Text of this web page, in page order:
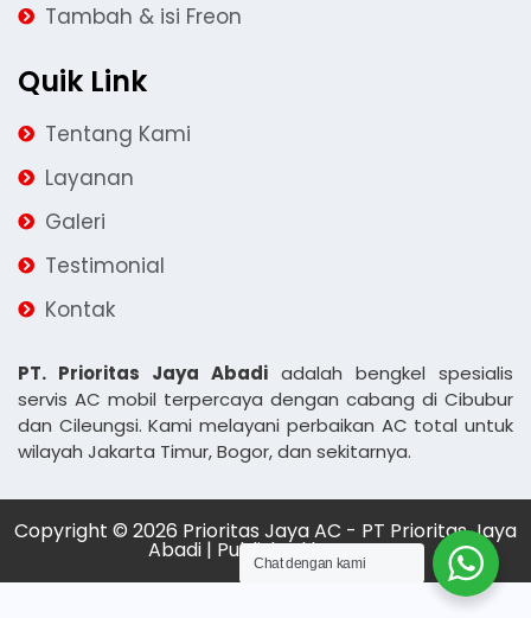
Tambah & isi Freon
Quik Link
Tentang Kami
Layanan
Galeri
Testimonial
Kontak
PT. Prioritas Jaya Abadi adalah bengkel spesialis
servis AC mobil terpercaya dengan cabang di Cibubur
dan Cileungsi. Kami melayani perbaikan AC total untuk
wilayah Jakarta Timur, Bogor, dan sekitarnya.
Copyright © 2026 Prioritas Jaya AC - PT Prioritas Jaya
Abadi | Published byJWD
Chat dengan kami